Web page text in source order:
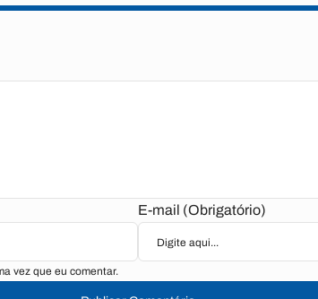
E-mail (Obrigatório)
vez que eu comentar.